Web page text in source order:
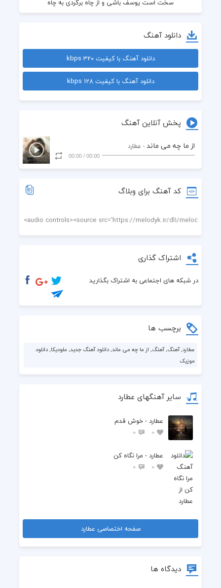
سخت است یوسف باشی و از چاه برگردی به چاه
دانلود آهنگ
دانلود آهنگ با کیفیت 320 kbps
دانلود آهنگ با کیفیت 128 kbps
پخش آنلاین آهنگ
از ما چه می ماند - عطارد
00:00
/
00:00
کد آهنگ برای وبلاگ
اشتراک گذاری
در شبکه های اجتماعی به اشتراک بگذارید
برچسب ها
عطارد, آهنگ, آهنگ, از ما چه می ماند, دانلود آهنگ جدید, ملودیکا, دانلود
موزیک
سایر آهنگهای عطارد
عطارد - خوش قدم
0
0
عطارد - مرا نگاه کن
0
0
صفحه اختصاصی عطارد
دیدگاه ها